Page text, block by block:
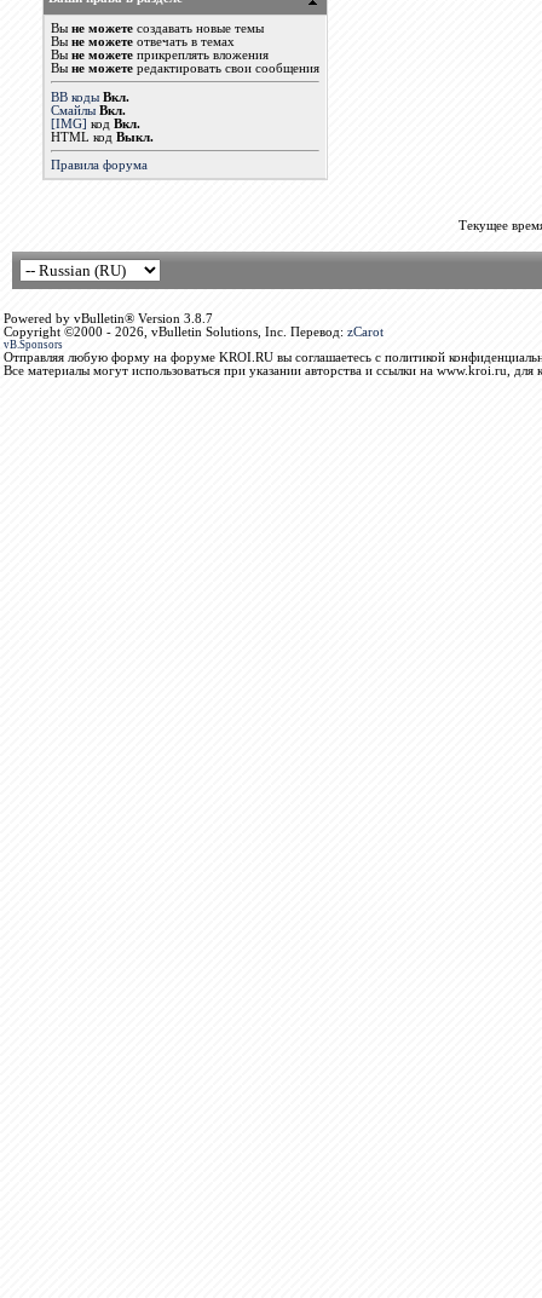
Вы не можетесоздавать новые темы
Вы не можетеотвечать в темах
Вы не можетеприкреплять вложения
Вы не можетередактировать свои сообщения
BB коды Вкл.
Смайлы Вкл.
[IMG] код Вкл.
HTML код Выкл.
Правила форума
Текущее
Powered by vBulletin® Version 3.8.7
Copyright ©2000 - 2026, vBulletin Solutions, Inc. Перевод: zCarot
vB.Sponsors
Отправляя любую форму на форуме KROI.RU вы соглашаетесь с политикой
Все материалы могут использоваться при указании авторства и ссылки на www.kroi.ru, для